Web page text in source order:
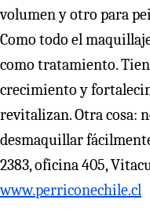
volumen y otro para
Como todo el
como tratamiento.
crecimiento y
revitalizan. Otra cosa:
desmaquillar
2383, oficina 405,
www.perriconechile.cl